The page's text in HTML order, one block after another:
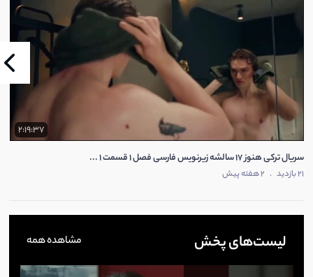
2:19:37
سریال ترکی هنوز 17 سالشه زیرنویس فارسی فصل 1 قسمت 1 ...
21 بازدید . 2 هفته پیش
لیست‌های پخش مشاهده همه